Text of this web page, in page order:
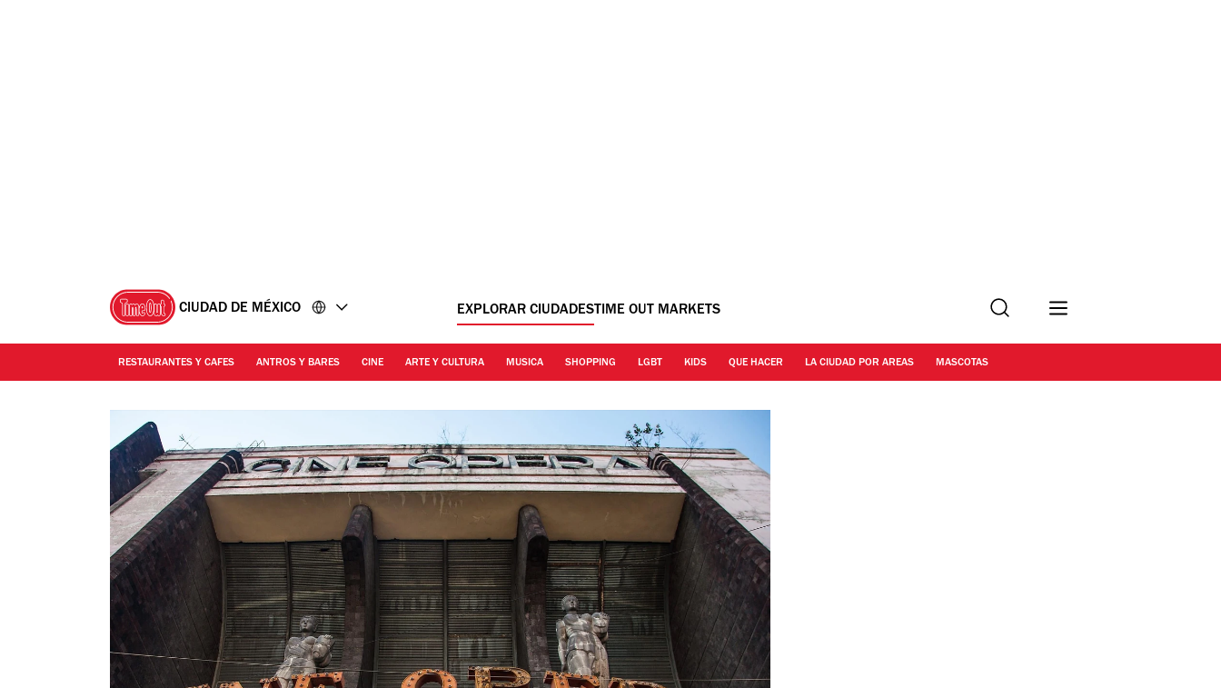
CIUDAD DE MÉXICO EXPLORAR CIUDADESTIME OUT MARKETS Buscar
RESTAURANTES Y CAFES ANTROS Y BARES CINE ARTE Y CULTURA MUSICA SHOPPING LGBT KIDS QUE HACER LA CIUDAD POR AREAS MASCOTAS